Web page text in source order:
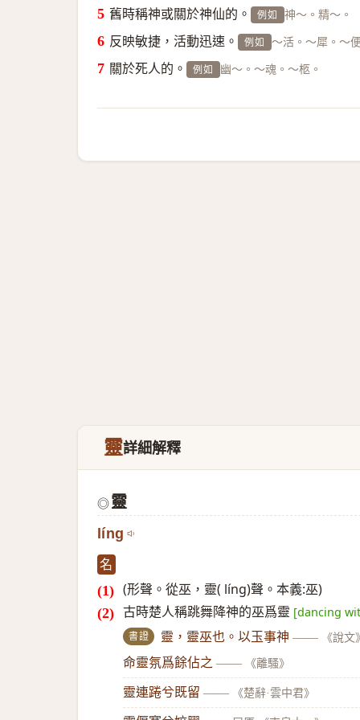
舊時稱神或關於神仙的。 例如 神～。精～。
反映敏捷，活動迅速。 例如 ～活。～犀。～
關於死人的。 例如 幽～。～魂。～柩。
靈詳細解釋
◎靈
líng
名
(形聲。從巫，靈( líng)聲。本義:巫)
古時楚人稱跳舞降神的巫爲靈 [dancing
書證 靈，靈巫也。以玉事神 —— 《說文》
命靈氛爲餘佔之 —— 《離騷》
靈連踡兮既留 —— 《楚辭·雲中君》